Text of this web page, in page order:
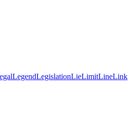
LegendLegislationLieLimitLineLink